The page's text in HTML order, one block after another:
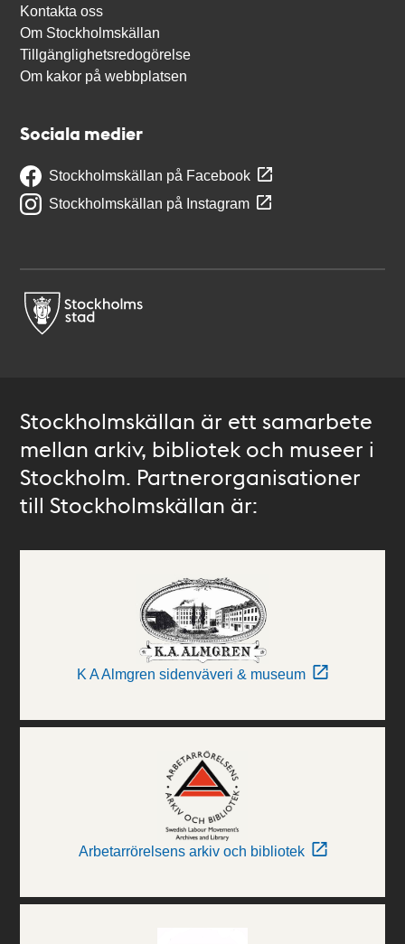
Kontakta oss
Om Stockholmskällan
Tillgänglighetsredogörelse
Om kakor på webbplatsen
Sociala medier
Stockholmskällan på Facebook
Stockholmskällan på Instagram
Stockholmskällan är ett samarbete
mellan arkiv, bibliotek och museer i
Stockholm. Partnerorganisationer
till Stockholmskällan är:
K A Almgren sidenväveri & museum
Arbetarrörelsens arkiv och bibliotek